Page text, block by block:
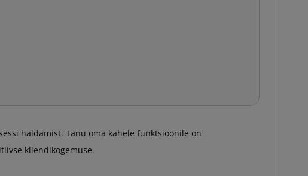
haldamist. Tänu oma kahele funktsioonile on
kliendikogemuse.